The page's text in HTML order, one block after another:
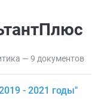
— 9 документов
- 2021 годы"